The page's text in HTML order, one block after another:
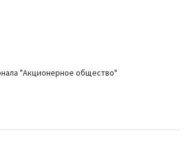
"Акционерное общество"